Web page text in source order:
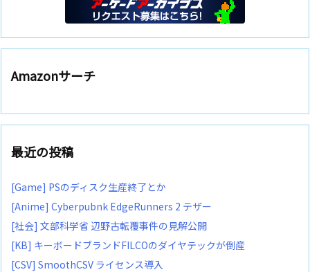
Amazonサーチ
最近の投稿
[Game] PSのディスク生産終了とか
[Anime] Cyberpubnk EdgeRunners 2 テザー
[社会] 文部科学省 辺野古転覆事件の見解公開
[KB] キーボードブランドFILCOのダイヤテックが倒産
[CSV] SmoothCSV ライセンス導入